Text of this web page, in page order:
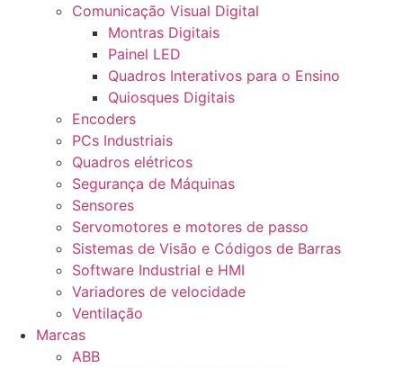
Comunicação Visual Digital
Montras Digitais
Painel LED
Quadros Interativos para o Ensino
Quiosques Digitais
Encoders
PCs Industriais
Quadros elétricos
Segurança de Máquinas
Sensores
Servomotores e motores de passo
Sistemas de Visão e Códigos de Barras
Software Industrial e HMI
Variadores de velocidade
Ventilação
Marcas
ABB